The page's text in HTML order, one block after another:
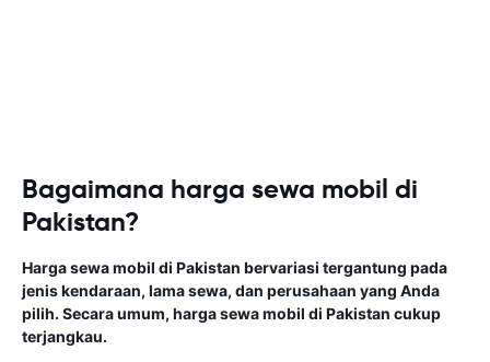
Bagaimana harga sewa mobil di
Pakistan?
Harga sewa mobil di Pakistan bervariasi tergantung pada
jenis kendaraan, lama sewa, dan perusahaan yang Anda
pilih. Secara umum, harga sewa mobil di Pakistan cukup
terjangkau.